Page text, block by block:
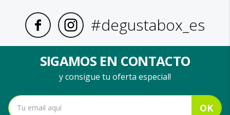
#degustabox_es
SIGAMOS EN CONTACTO
y consigue tu oferta especial!
OK